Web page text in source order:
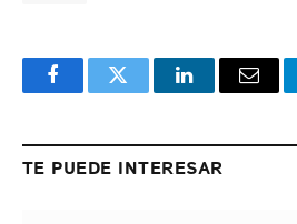
FacebookTwitter LinkedInEmail
TE PUEDE INTERESAR